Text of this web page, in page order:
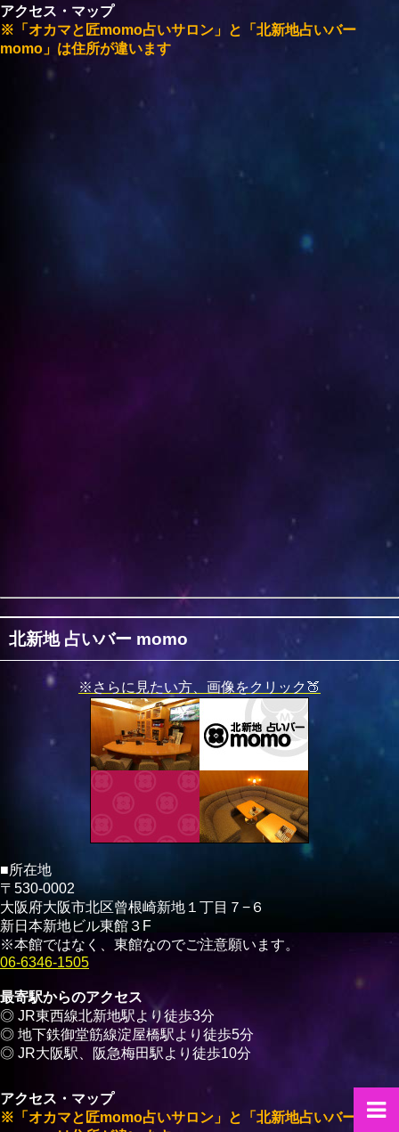
アクセス・マップ
※「オカマと匠momo占いサロン」と「北新地占いバー
momo」は住所が違います
北新地 占いバー momo
※さらに見たい方、画像をクリック🍑
■所在地
〒530-0002
大阪府大阪市北区曾根崎新地１丁目７−６
新日本新地ビル東館３F
※本館ではなく、東館なのでご注意願います。
06-6346-1505
最寄駅からのアクセス
◎ JR東西線北新地駅より徒歩3分
◎ 地下鉄御堂筋線淀屋橋駅より徒歩5分
◎ JR大阪駅、阪急梅田駅より徒歩10分
アクセス・マップ
※「オカマと匠momo占いサロン」と「北新地占いバー